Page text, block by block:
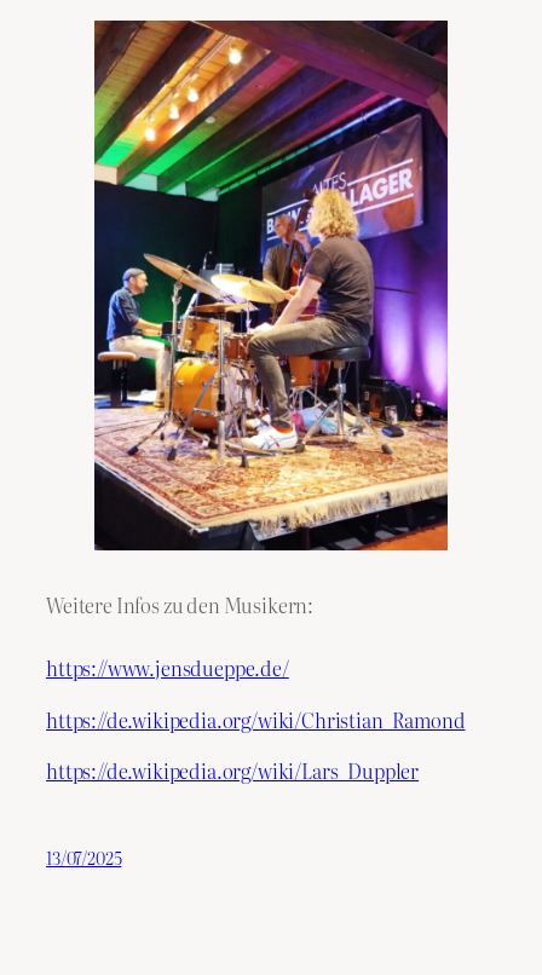
Weitere Infos zu den Musikern:
https://www.jensdueppe.de/
https://de.wikipedia.org/wiki/Christian_Ramond
https://de.wikipedia.org/wiki/Lars_Duppler
13/07/2025